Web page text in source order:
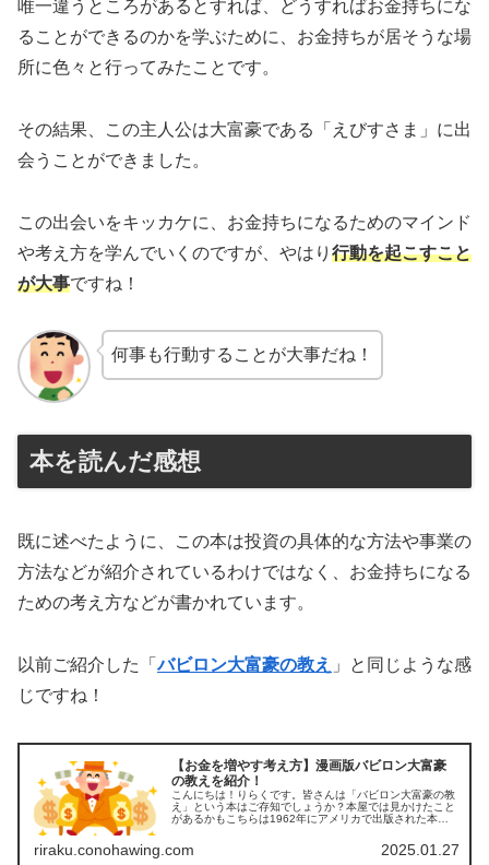
唯一違うところがあるとすれば、どうすればお金持ちにな
ることができるのかを学ぶために、お金持ちが居そうな場
所に色々と行ってみたことです。
その結果、この主人公は大富豪である「えびすさま」に出
会うことができました。
この出会いをキッカケに、お金持ちになるためのマインド
や考え方を学んでいくのですが、やはり 行動を起こすこと
が大事ですね！
何事も行動することが大事だね！
本を読んだ感想
既に述べたように、この本は投資の具体的な方法や事業の
方法などが紹介されているわけではなく、お金持ちになる
ための考え方などが書かれています。
以前ご紹介した「バビロン大富豪の教え 」と同じような感
じですね！
【お金を増やす考え方】漫画版バビロン大富豪
の教えを紹介！
こんにちは！りらくです。皆さんは「バビロン大富豪の教
え」という本はご存知でしょうか？本屋では見かけたこと
があるかもこちらは1962年にアメリカで出版された本が
riraku.conohawing.com 2025.01.27